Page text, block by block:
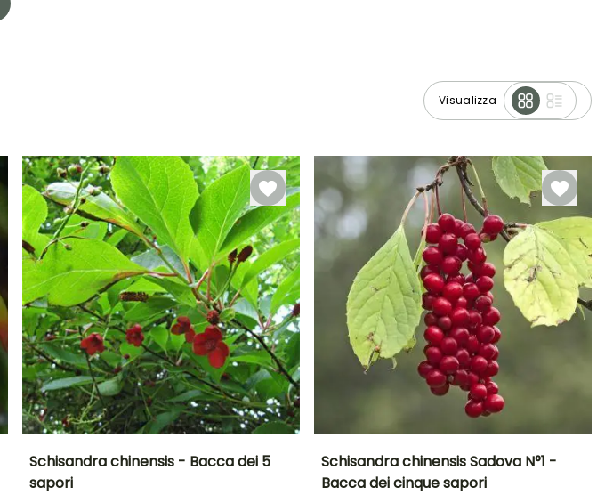
Visualizza
Schisandra chinensis - Bacca dei 5
sapori
Schisandra chinensis Sadova N°1 -
Bacca dei cinque sapori